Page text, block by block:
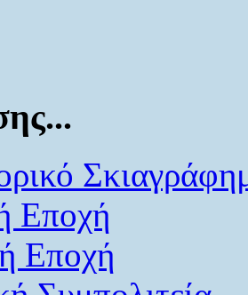
Εποχή
Εποχή